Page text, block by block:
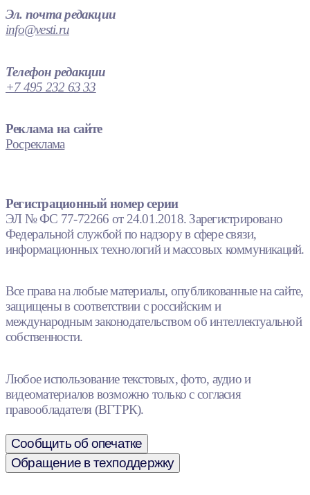
Эл. почта редакции
info@vesti.ru
Телефон редакции
+7 495 232 63 33
Реклама на сайте
Росреклама
Регистрационный номер серии
ЭЛ № ФС 77-72266 от 24.01.2018. Зарегистрировано
Федеральной службой по надзору в сфере связи,
информационных технологий и массовых коммуникаций.
Все права на любые материалы, опубликованные на сайте,
защищены в соответствии с российским и
международным законодательством об интеллектуальной
собственности.
Любое использование текстовых, фото, аудио и
видеоматериалов возможно только с согласия
правообладателя (ВГТРК).
Сообщить об опечатке
Обращение в техподдержку